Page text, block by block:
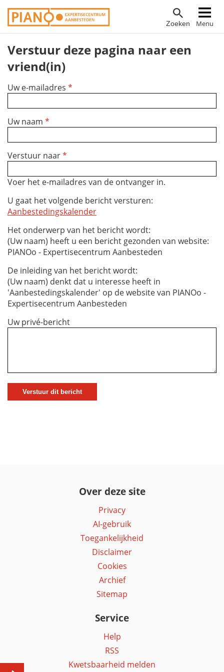
Overslaan
en
de
inhoud
gaan
Zoeken Menu
Hoofdnavigatie
Verstuur deze pagina naar een
vriend(in)
Uw e-mailadres *
Uw naam *
Verstuur naar*
Voer het e-mailadres van de ontvanger in.
U gaat het volgende bericht versturen:
Aanbestedingskalender
Het onderwerp van het bericht wordt:
(Uw naam) heeft u een bericht gezonden van website:
PIANOo - Expertisecentrum Aanbesteden
De inleiding van het bericht wordt:
(Uw naam) denkt dat u interesse heeft in
'Aanbestedingskalender' op de website van PIANOo -
Expertisecentrum Aanbesteden
Uw privé-bericht
Over deze site
Privacy
AI-gebruik
Toegankelijkheid
Disclaimer
Cookies
Archief
Sitemap
Service
Help
RSS
Kwetsbaarheid melden